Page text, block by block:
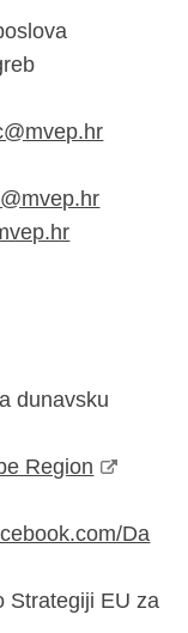
dunavsku
Region
Da
Strategiji EU za